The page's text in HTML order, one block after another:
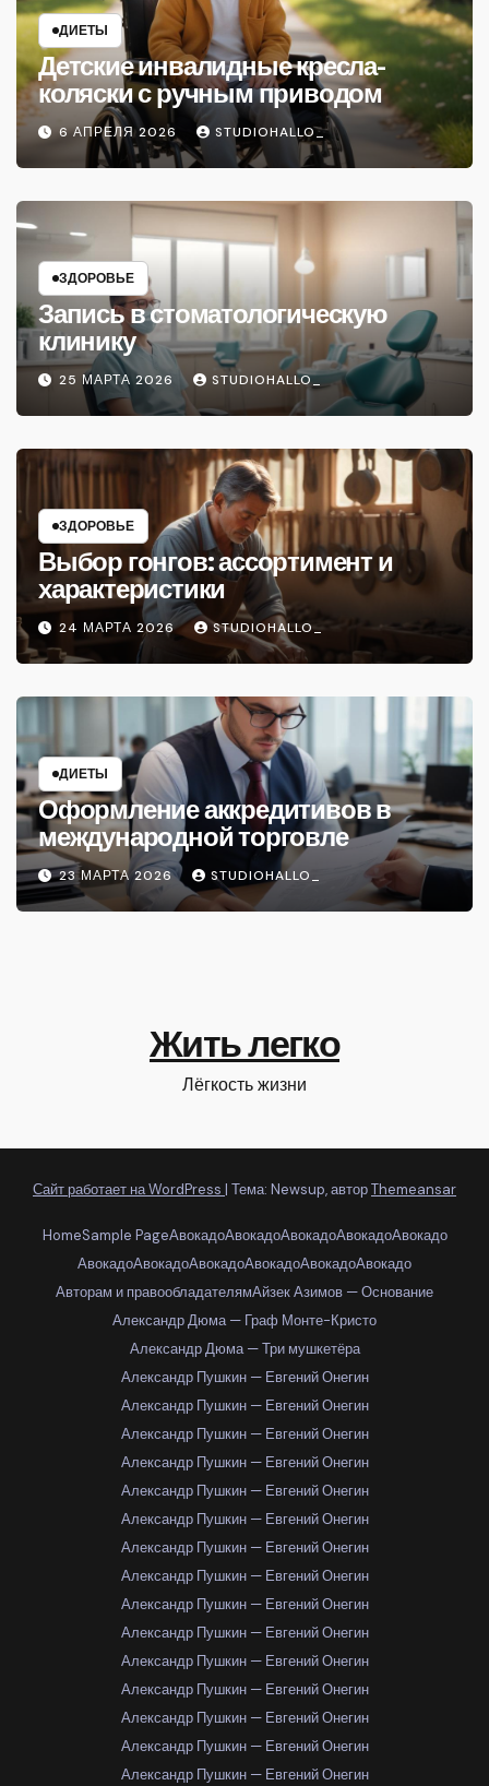
ДИЕТЫ
Детские инвалидные кресла-
коляски с ручным приводом
6 АПРЕЛЯ 2026 STUDIOHALLO_
ЗДОРОВЬЕ
Запись в стоматологическую
клинику
25 МАРТА 2026 STUDIOHALLO_
ЗДОРОВЬЕ
Выбор гонгов: ассортимент и
характеристики
24 МАРТА 2026 STUDIOHALLO_
ДИЕТЫ
Оформление аккредитивов в
международной торговле
23 МАРТА 2026 STUDIOHALLO_
Жить легко
Лёгкость жизни
Сайт работает на WordPress | Тема: Newsup, авторThemeansar
HomeSample PageАвокадоАвокадоАвокадоАвокадоАвокадо
АвокадоАвокадоАвокадоАвокадоАвокадоАвокадо
Авторам и правообладателямАйзек Азимов — Основание
Александр Дюма — Граф Монте-Кристо
Александр Дюма — Три мушкетёра
Александр Пушкин — Евгений Онегин
Александр Пушкин — Евгений Онегин
Александр Пушкин — Евгений Онегин
Александр Пушкин — Евгений Онегин
Александр Пушкин — Евгений Онегин
Александр Пушкин — Евгений Онегин
Александр Пушкин — Евгений Онегин
Александр Пушкин — Евгений Онегин
Александр Пушкин — Евгений Онегин
Александр Пушкин — Евгений Онегин
Александр Пушкин — Евгений Онегин
Александр Пушкин — Евгений Онегин
Александр Пушкин — Евгений Онегин
Александр Пушкин — Евгений Онегин
Александр Пушкин — Евгений Онегин